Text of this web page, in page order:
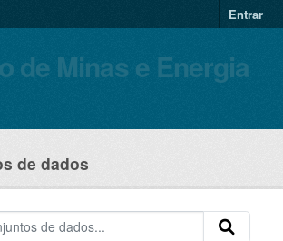
Entrar
de Minas e Energia
de dados